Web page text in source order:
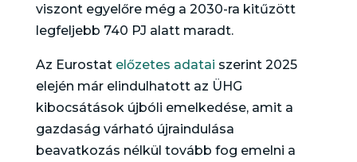
viszont egyelőre még a 2030-ra kitűzött
legfeljebb 740 PJ alatt maradt.
Az Eurostat előzetes adatai szerint 2025
elején már elindulhatott az ÜHG
kibocsátások újbóli emelkedése, amit a
gazdaság várható újraindulása
beavatkozás nélkül tovább fog emelni a